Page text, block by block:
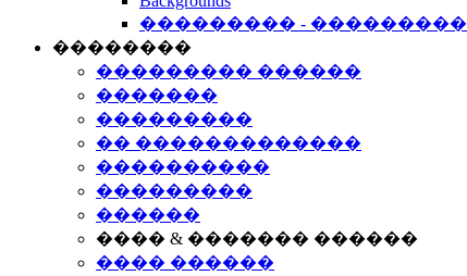
��������� - ���������
��������
��������� ������
�������
���������
�� �������������
����������
���������
������
���� & ������� ������
���� ������